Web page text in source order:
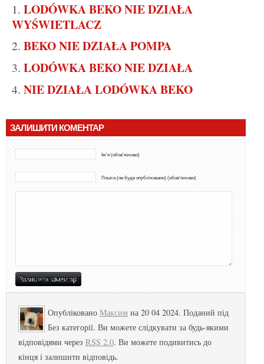
LODÓWKA BEKO NIE DZIAŁA
WYŚWIETLACZ
BEKO NIE DZIAŁA POMPA
LODÓWKA BEKO NIE DZIAŁA
NIE DZIAŁA LODÓWKA BEKO
ЗАЛИШИТИ КОМЕНТАР
Ім'я (обов'язково)
Пошта (не буде опубліковано) (обов'язково)
Опубліковано Максим на 20 04 2024. Поданий під
Без категорії. Ви можете слідкувати за будь-якими
відповідями через RSS 2.0. Ви можете подивитись до
кінця і залишити відповідь.